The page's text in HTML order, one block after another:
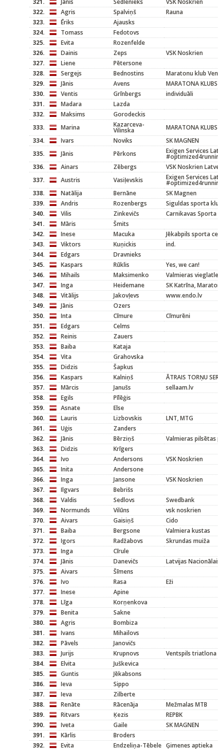
321. Jānis Sedlenieks
VSK Noskrien
322.
Agris Spalviņš
Rauna
323.
Ēriks
Ajausks
324.
Tomass
Fedotovs
325.
Evita
Rozenfelde
326.
Dainis Zeps
VSK Noskrien
327.
Liene
Pētersone
328.
Sergejs Bednostins
Maratonu klub
329.
Jānis Avens
MARATONA KLUBS
330.
Ventis Grīnbergs
individuāli
331.
Madara
Lazda
332.
Maksims
Gorodeckis
333.
Marina Kazarceva-
Vilinska
MARATONA KLUBS
334.
Ivars Noviks
SK MAGNEN
335.
Jānis Pērkons Exigen Services
336.
Ainars Zēbergs
VSK Noskrien
337.
Austris Vasiļevskis Exigen Services
338.
Natālija Bernāne
SK Magnen
339.
Andris Rozenbergs
Siguldas sporta
340.
Vilis Zinkevičs
Carnikavas
341.
Māris
Šmits
342.
Inese Macuka
Jēkabpils sporta
343.
Viktors Kuņickis
ind.
344.
Edgars
Dravnieks
345.
Kaspars Rūklis
Yes, we can!
346.
Mihails Maksimenko
Valmieras
347.
Inga Heidemane
SK Katrīna,
348.
Vitālijs Jakovļevs
www.endo.lv
349.
Jānis
Ozers
350.
Inta Cīmure
Cīmurēni
351.
Edgars
Celms
352.
Reinis
Zauers
353.
Baiba
Kataja
354.
Vita
Grahovska
355.
Didzis
Šapkus
356.
Kaspars Kalniņš
ĀTRAIS TORŅU
357.
Mārcis Janušs
sellaam.lv
358.
Egils
Pīlēģis
359.
Asnate
Else
360.
Lauris Lizbovskis
LNT, MTG
361.
Uģis
Zanders
362.
Jānis Bērziņš
Valmieras pilsētas
363.
Didzis
Krīgers
364.
Ivo Andersons
VSK Noskrien
365.
Inita
Andersone
366.
Inga Jansone
VSK Noskrien
367.
Ilgvars
Bebrišs
368.
Valdis Sedlovs
Swedbank
369.
Normunds Vilūns
vsk noskrien
370.
Aivars Gaisiņš
Cido
371.
Baiba Bergsone
Valmiera kustas
372.
Igors Radžabovs
Skrundas muiža
373.
Inga
Cīrule
374.
Jānis Danevičs
Latvijas
375.
Aivars
Šīmens
376.
Ivo Rasa
Eži
377.
Inese
Apine
378.
Līga
Korņenkova
379.
Benita
Sakne
380.
Agris
Bombiza
381.
Ivans
Mihailovs
382.
Pāvels
Janovičs
383.
Jurijs Krupnovs
Ventspils triatlona
384.
Elvita
Juškevica
385.
Guntis
Jēkabsons
386.
Ieva
Sippo
387.
Ieva
Zilberte
388.
Renāte Rācenāja
Mežmalas MTB
389.
Ritvars Ķezis
REPBK
390.
Iveta Gaile
SK MAGNEN
391.
Kārlis
Broders
392.
Evita Endzeliņa-Tēbele Ģimenes aptieka